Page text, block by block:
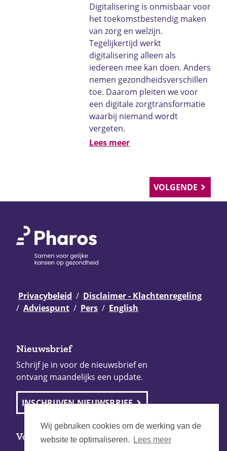
Wij gebruiken cookies om de werking van de
website te optimaliseren.
Lees meer
Digitalisering is onmisbaar voor
het toekomstbestendig maken
van zorg en welzijn.
Tegelijkertijd werkt
digitalisering alleen als
iedereen mee kan doen. Anders
nemen gezondheidsverschillen
toe. Daarom pleiten we voor
een digitale zorgtransformatie
waarbij niemand wordt
vergeten.
Lees meer
VOLGENDE
Privacybeleid
Disclaimer - Klachtenregeling
Adviespunt
Pers English
Nieuwsbrief
Schrijf je in voor de nieuwsbrief en
ontvang maandelijks een update.
INSCHRIJVEN NIEUWSBRIEF
Volg Pharos